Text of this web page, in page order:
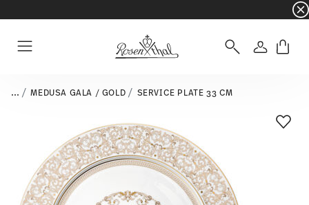
☀️ Summer SALE – Save even more: an
Login
... MEDUSA GALA / GOLD SERVICE PLATE 33 CM
Add